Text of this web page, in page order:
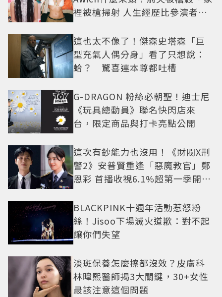
裡被槍掃射 人生經歷比參演者還
這也太不像了！傑森史塔森「巨
型充氣人偶分身」看了只想說：
蛤？ 驚喜連本尊都吐槽
G-DRAGON 粉絲必朝聖！迪士尼
《玩具總動員》聯名快閃店來
台，限定商品與打卡亮點公開
這次有鈔能力也沒用！《財閥X刑
警2》安普賢重逢「惡魔教官」鄭
恩彩 首播收視6.1%超第一季開紅
BLACKPINK十週年活動惹怒粉
絲！Jisoo下場滅火道歉：對不起
讓你們失望
淡斑保養怎麼擦都沒效？皮膚科
林暐熙醫師揭3大關鍵，30+女性
最該注意這個問題